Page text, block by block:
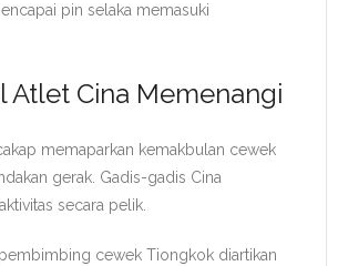
pin selaka memasuki
Atlet Cina Memenangi
memaparkan kemakbulan cewek
gerak. Gadis-gadis Cina
secara pelik.
cewek Tiongkok diartikan